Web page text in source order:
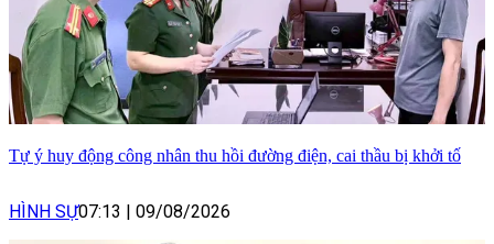
Tự ý huy động công nhân thu hồi đường điện, cai thầu bị khởi tố
HÌNH SỰ07:13 09/08/2026